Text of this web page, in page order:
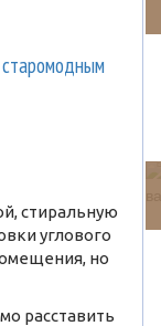
стиральную
углового
но
расставить